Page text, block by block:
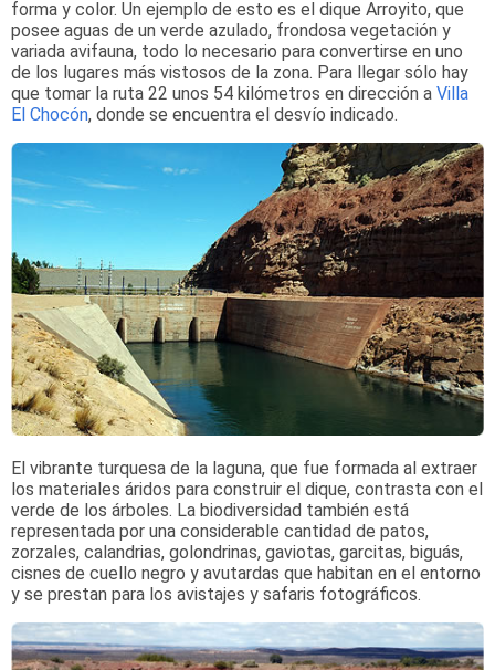
forma y color. Un ejemplo de esto es el dique Arroyito, que
posee aguas de un verde azulado, frondosa vegetación y
variada avifauna, todo lo necesario para convertirse en uno
de los lugares más vistosos de la zona. Para llegar sólo hay
que tomar la ruta 22 unos 54 kilómetros en dirección a Villa
El Chocón, donde se encuentra el desvío indicado.
El vibrante turquesa de la laguna, que fue formada al extraer
los materiales áridos para construir el dique, contrasta con el
verde de los árboles. La biodiversidad también está
representada por una considerable cantidad de patos,
zorzales, calandrias, golondrinas, gaviotas, garcitas, biguás,
cisnes de cuello negro y avutardas que habitan en el entorno
y se prestan para los avistajes y safaris fotográficos.